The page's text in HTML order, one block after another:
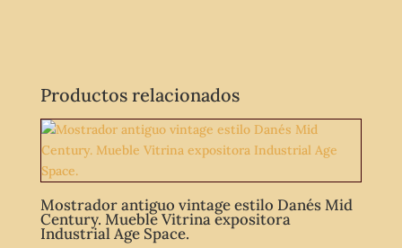
Productos relacionados
Mostrador antiguo vintage estilo Danés Mid
Century. Mueble Vitrina expositora
Industrial Age Space.